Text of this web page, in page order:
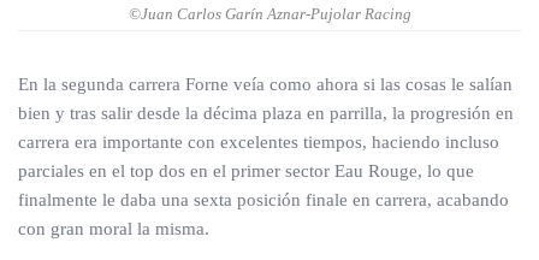
©Juan Carlos Garín Aznar-Pujolar Racing
En la segunda carrera Forne veía como ahora si las cosas le salían
bien y tras salir desde la décima plaza en parrilla, la progresión en
carrera era importante con excelentes tiempos, haciendo incluso
parciales en el top dos en el primer sector Eau Rouge, lo que
finalmente le daba una sexta posición finale en carrera, acabando
con gran moral la misma.